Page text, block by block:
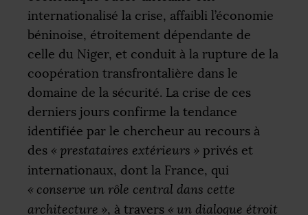
internationalisé la crise, affaibli l’économie
béninoise, étroitement dépendante de
celle du Niger, et conduit à la rupture de la
coopération transfrontalière dans le
domaine de la sécurité. La crise de ces
derniers jours confirme la tendance
identifiée par le chercheur au recours à
des « prestataires extérieurs » privés et
internationaux, dont la France, qui
« conserve un rôle central dans cette
architecture », à travers « un dialogue étroit